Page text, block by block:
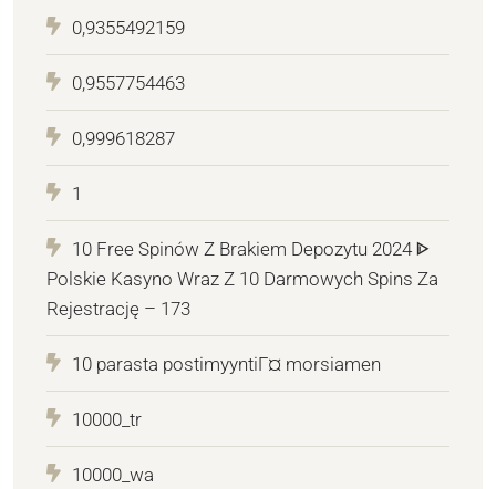
0,9355492159
0,9557754463
0,999618287
1
10 Free Spinów Z Brakiem Depozytu 2024 ᐈ
Polskie Kasyno Wraz Z 10 Darmowych Spins Za
Rejestrację – 173
10 parasta postimyyntiГ¤ morsiamen
10000_tr
10000_wa